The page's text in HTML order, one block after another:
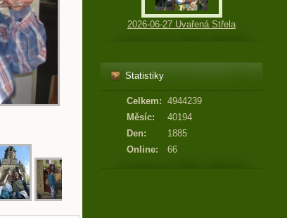
2026-06-27 Uvařená Střela
Statistiky
Online: 66
Celkem: 4944239
Měsíc:
40194
Den:
1885